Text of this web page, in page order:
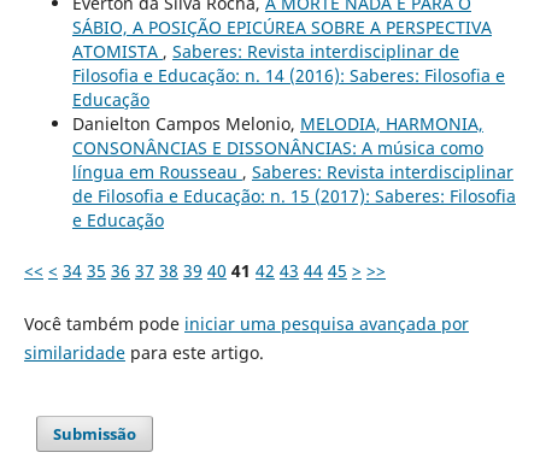
SÁBIO, A POSIÇÃO EPICÚREA SOBRE A PERSPECTIVA
ATOMISTA , Saberes: Revista interdisciplinar de
Filosofia e Educação: n. 14 (2016): Saberes: Filosofia e
Educação
Danielton Campos Melonio, MELODIA, HARMONIA,
CONSONÂNCIAS E DISSONÂNCIAS: A música como
língua em Rousseau , Saberes: Revista interdisciplinar
de Filosofia e Educação: n. 15 (2017): Saberes: Filosofia
e Educação
<< < 34 35 36 37 38 39 40 41 42 43 44 45 > >>
Você também pode iniciar uma pesquisa avançada por
similaridadepara este artigo.
Submissão